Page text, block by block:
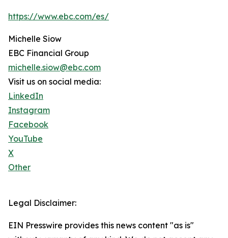
https://www.ebc.com/es/
Michelle Siow
EBC Financial Group
michelle.siow@ebc.com
Visit us on social media:
LinkedIn
Instagram
Facebook
YouTube
X
Other
Legal Disclaimer:
EIN Presswire provides this news content "as is"